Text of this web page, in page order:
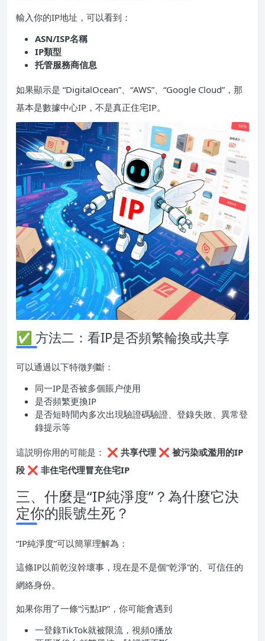
輸入你的IP地址，可以看到：
ASN/ISP名稱
IP類型
托管服務商信息
如果顯示是 “DigitalOcean”、“AWS”、“Google Cloud”，那
基本是數據中心IP，不是真正住宅IP。
✅ 方法二：看IP是否頻繁輪換或共享
可以通過以下特徵判斷：
同一IP是否被多個賬户使用
是否頻繁更換IP
是否短時間內多次出現驗證碼驗證、登錄失敗、異常登
錄提示等
這説明你用的可能是： ❌ 共享代理 ❌ 被污染或濫用的IP
段 ❌ 非住宅代理冒充住宅IP
三、什麼是“IP純淨度”？為什麼它決
定你的賬號生死？
“IP純淨度”可以簡單理解為：
這條IP以前乾沒幹壞事，現在是不是個“乾淨”的、可信任的
網絡身份。
如果你用了一條“污點IP”，你可能會遇到
一登錄TikTok就被限流，視頻0播放